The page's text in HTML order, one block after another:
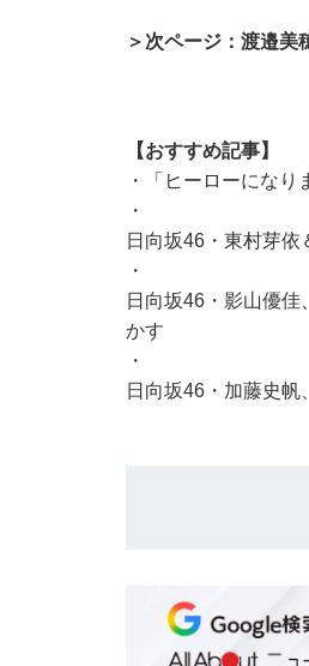
＞次ページ：渡邉美
【おすすめ記事】
・
「ヒーローにな
・
日向坂46・東村芽依
・
日向坂46・影山優佳
かす
・
日向坂46・加藤史